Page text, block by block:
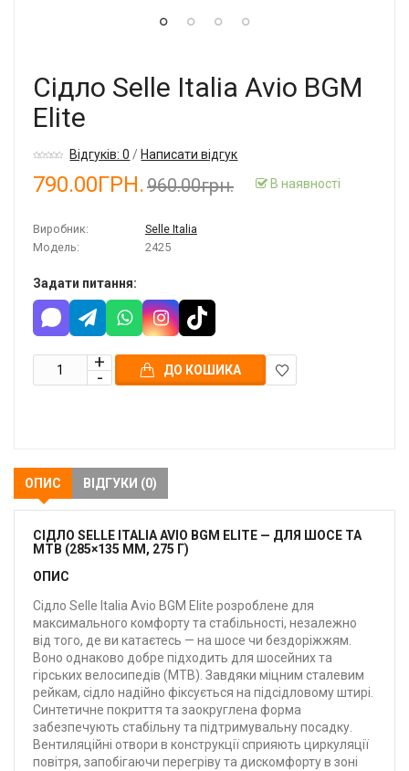
Сідло Selle Italia Avio BGM
Elite
Відгуків: 0 /Написати відгук
790.00ГРН.960.00грн. В наявності
Виробник:
Selle Italia
Модель:
2425
Задати питання:
ДО КОШИКА
ОПИС ВІДГУКИ (0)
СІДЛО SELLE ITALIA AVIO BGM ELITE — ДЛЯ ШОСЕ ТА
MTB (285×135 ММ, 275 Г)
ОПИС
Сідло Selle Italia Avio BGM Elite розроблене для
максимального комфорту та стабільності, незалежно
від того, де ви катаєтесь — на шосе чи бездоріжжям.
Воно однаково добре підходить для шосейних та
гірських велосипедів (MTB). Завдяки міцним сталевим
рейкам, сідло надійно фіксується на підсідловому штирі.
Синтетичне покриття та заокруглена форма
забезпечують стабільну та підтримувальну посадку.
Вентиляційні отвори в конструкції сприяють циркуляції
повітря, запобігаючи перегріву та дискомфорту в зоні